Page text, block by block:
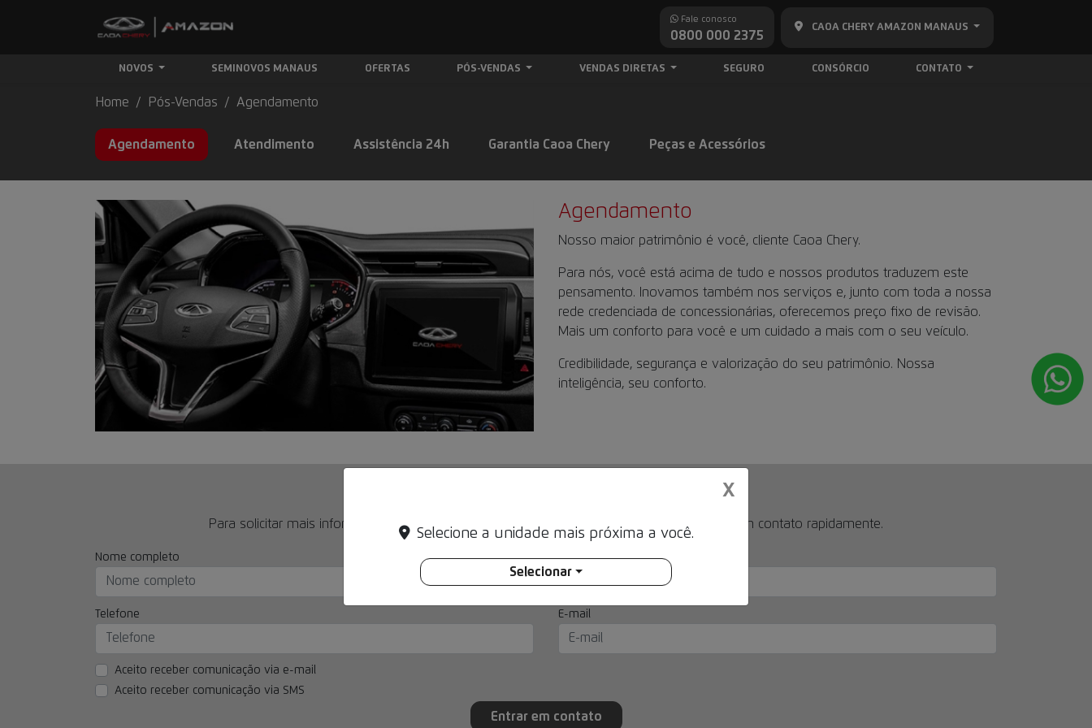
Fale conosco
0800 000 2375
CAOA CHERY AMAZON MANAUS
NOVOS SEMINOVOS MANAUS OFERTAS PÓS-VENDAS VENDAS DIRETAS SEGURO CONSÓRCIO CONTATO
Home Pós-Vendas Agendamento
Agendamento Atendimento Assistência 24h Garantia Caoa Chery Peças e Acessórios
Agendamento
Nosso maior patrimônio é você, cliente Caoa Chery.
Para nós, você está acima de tudo e nossos produtos traduzem este
pensamento. Inovamos também nos serviços e, junto com toda a nossa
rede credenciada de concessionárias, oferecemos preço fixo de revisão.
Mais um conforto para você e um cuidado a mais com o seu veículo.
Credibilidade, segurança e valorização do seu patrimônio. Nossa
inteligência, seu conforto.
Para solicitar mais informações, por favor, preencha o formulário abaixo que entraremos em contato rapidamente.
Nome completo
Telefone E-mail
Aceito receber comunicação via e-mail
Aceito receber comunicação via SMS
Entrar em contato
X
Selecione a unidade mais próxima a você.
Selecionar